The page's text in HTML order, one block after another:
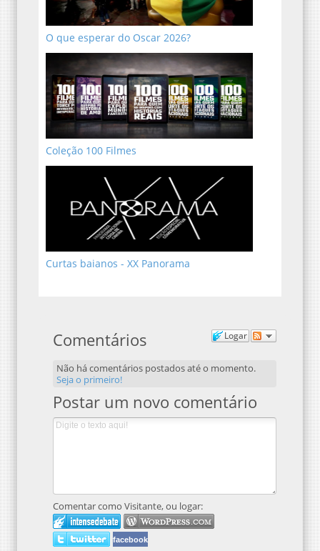
O que esperar do Oscar 2026?
Coleção 100 Filmes
Curtas baianos - XX Panorama
Logar
Comentários
Não há comentários postados até o momento.
Seja o primeiro!
Postar um novo comentário
Comentar como Visitante, ou logar:
facebook